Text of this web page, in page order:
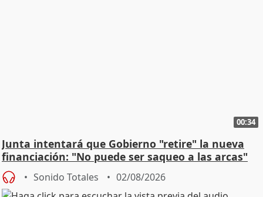
00:34
Junta intentará que Gobierno "retire" la nueva
financiación: "No puede ser saqueo a las arcas"
Sonido Totales 02/08/2026